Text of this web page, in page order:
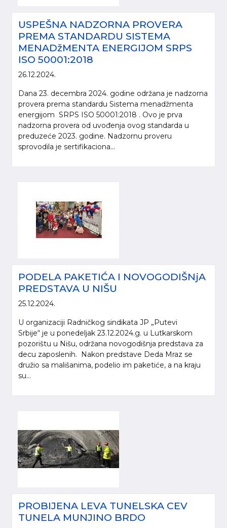
USPEŠNA NADZORNA PROVERA
PREMA STANDARDU SISTEMA
MENADžMENTA ENERGIJOM SRPS
ISO 50001:2018
26.12.2024.
Dana 23. decembra 2024. godine održana je nadzorna
provera prema standardu Sistema menadžmenta
energijom SRPS ISO 50001:2018 . Ovo je prva
nadzorna provera od uvođenja ovog standarda u
preduzeće 2023. godine. Nadzornu proveru
sprovodila je sertifikaciona...
PODELA PAKETIĆA I NOVOGODIŠNjA
PREDSTAVA U NIŠU
25.12.2024.
U organizaciji Radničkog sindikata JP „Putevi
Srbije“ je u ponedeljak 23.12.2024.g. u Lutkarskom
pozorištu u Nišu, održana novogodišnja predstava za
decu zaposlenih. Nakon predstave Deda Mraz se
družio sa mališanima, podelio im paketiće, a na kraju
su...
PROBIJENA LEVA TUNELSKA CEV
TUNELA MUNJINO BRDO